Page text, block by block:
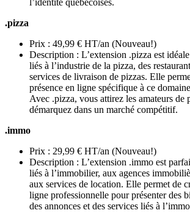
.pizza
Prix : 49,99 € HT/an (Nouveau!)
Description : L’extension .pizza est
liés à l’industrie de la pizza, des
services de livraison de pizzas. Elle
présence en ligne spécifique à ce
Avec .pizza, vous attirez les amateurs de
démarquez dans un marché compétitif.
.immo
Prix : 29,99 € HT/an (Nouveau!)
Description : L’extension .immo est
liés à l’immobilier, aux agences
aux services de location. Elle permet de
ligne professionnelle pour présenter des
des annonces et des services liés à